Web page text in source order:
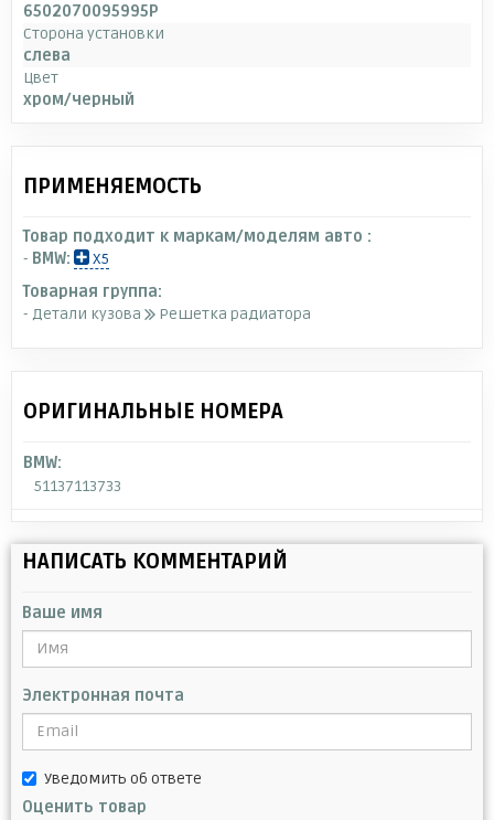
6502070095995P
Сторона установки
слева
Цвет
хром/черный
ПРИМЕНЯЕМОСТЬ
Товар подходит к маркам/моделям авто :
- BMW:
X5
Товарная группа:
- Детали кузова
Решетка радиатора
ОРИГИНАЛЬНЫЕ НОМЕРА
BMW:
51137113733
НАПИСАТЬ КОММЕНТАРИЙ
Ваше имя
Электронная почта
Уведомить об ответе
Оценить товар